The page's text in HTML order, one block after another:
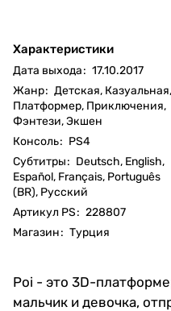
Характеристики
Дата выхода: 17.10.2017
Жанр: Детская, Казуальная,
Платформер, Приключения,
Фэнтези, Экшен
Консоль: PS4
Субтитры: Deutsch, English,
Español, Français, Português
(BR), Русский
Артикул PS: 228807
Магазин: Турция
Poi - это 3D-
мальчик и девочка,